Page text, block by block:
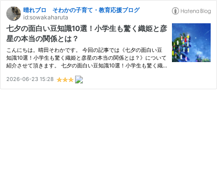
晴れブロ そわかの子育て・教育応援ブログ
id:sowakaharuta
七夕の面白い豆知識10選！小学生も驚く織姫と彦
星の本当の関係とは？
こんにちは。晴田そわかです。 今回の記事では《七夕の面白い豆
知識10選！小学生も驚く織姫と彦星の本当の関係とは？》について
紹介させて頂きます。 七夕の面白い豆知識10選！小学生も驚く織
係とストーリー 1. 織姫と彦星は恋人同士ではなく「夫婦」だっ
た！…
2026-06-23 15:28